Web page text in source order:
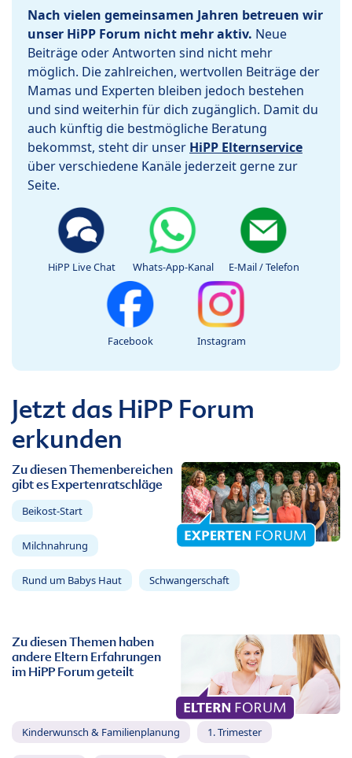
Nach vielen gemeinsamen Jahren betreuen wir
unser HiPP Forum nicht mehr aktiv. Neue
Beiträge oder Antworten sind nicht mehr
möglich. Die zahlreichen, wertvollen Beiträge der
Mamas und Experten bleiben jedoch bestehen
und sind weiterhin für dich zugänglich. Damit du
auch künftig die bestmögliche Beratung
bekommst, steht dir unser HiPP Elternservice
über verschiedene Kanäle jederzeit gerne zur
Seite.
HiPP Live Chat Whats-App-Kanal E-Mail / Telefon
Facebook Instagram
Jetzt das HiPP Forum
erkunden
Zu diesen Themenbereichen
gibt es Expertenratschläge
Beikost-Start
Milchnahrung
Rund um Babys Haut Schwangerschaft
Zu diesen Themen haben
andere Eltern Erfahrungen
im HiPP Forum geteilt
Kinderwunsch & Familienplanung 1. Trimester